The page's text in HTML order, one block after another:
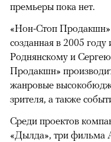
премьеры пока нет.
«Нон-Стоп
созданная в 2005
Роднянскому и
Продакшн»
жанровые
зрителя, а также
Среди проектов
«Дылда», три фильма